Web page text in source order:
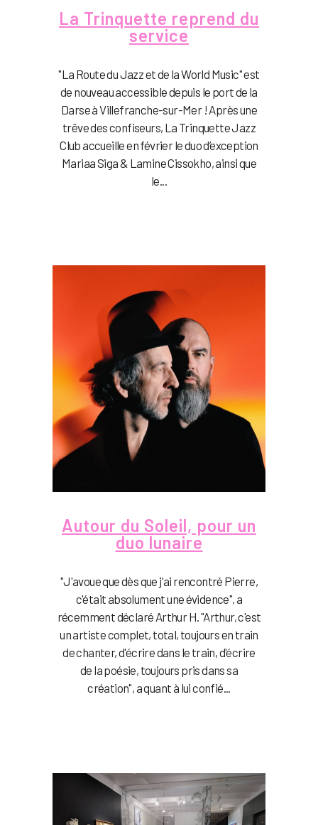
La Trinquette reprend du
service
"La Route du Jazz et de la World Music" est
de nouveau accessible depuis le port de la
Darse à Villefranche-sur-Mer ! Après une
trêve des confiseurs, La Trinquette Jazz
Club accueille en février le duo d’exception
Mariaa Siga & Lamine Cissokho, ainsi que
le...
Autour du Soleil, pour un
duo lunaire
"J'avoue que dès que j'ai rencontré Pierre,
c'était absolument une évidence", a
récemment déclaré Arthur H. "Arthur, c'est
un artiste complet, total, toujours en train
de chanter, d'écrire dans le train, d'écrire
de la poésie, toujours pris dans sa
création", a quant à lui confié...